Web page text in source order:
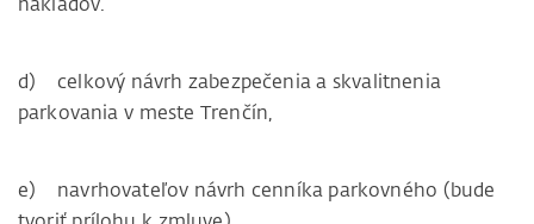
d) celkový návrh zabezpečenia a skvalitnenia
parkovania v meste Trenčín,
e) navrhovateľov návrh cenníka parkovného (bude